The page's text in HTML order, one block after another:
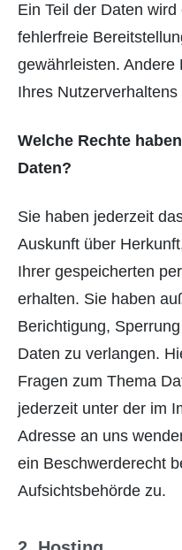
Ein Teil der Daten
fehlerfreie
gewährleisten. Andere
Ihres
Welche Rechte
Daten?
Sie haben jederzeit
Auskunft über
Ihrer gespeicherten
erhalten. Sie haben
Berichtigung,
Daten zu verlangen.
Fragen zum Thema
jederzeit unter der im
Adresse an uns
ein Beschwerderecht
Aufsichtsbehörde zu.